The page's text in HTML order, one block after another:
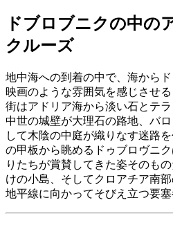
ドブロブニクの中の
クルーズ
地中海への到着の中で、海から
映画のような雰囲気を感じさせ
街はアドリア海から淡い石とテ
中世の城壁が大理石の路地、バ
して木陰の中庭が織りなす迷路
の甲板から眺めるドゥブロヴニ
りたちが賞賛してきた姿そのも
けの小島、そしてクロアチア南
地平線に向かってそびえ立つ要塞